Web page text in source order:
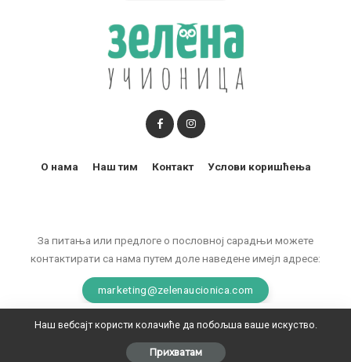
За питања или предлоге о пословној сарадњи можете
контактирати са нама путем доле наведене имејл адресе:
marketing@zelenaucionica.com
О нама Наш тим Контакт Услови коришћења
© 2011-2024 Copyright by Zelena učionica. All Rights reserved.
Наш вебсајт користи колачиће да побољша ваше искуство.
Прихватам